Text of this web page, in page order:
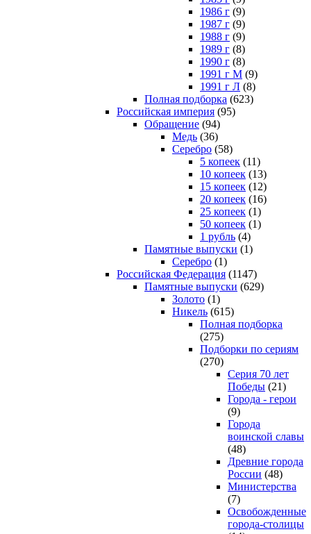
1986 г (9)
1987 г (9)
1988 г (9)
1989 г (8)
1990 г (8)
1991 г М (9)
1991 г Л (8)
Полная подборка (623)
Российская империя (95)
Обращение (94)
Медь (36)
Серебро (58)
5 копеек (11)
10 копеек (13)
15 копеек (12)
20 копеек (16)
25 копеек (1)
50 копеек (1)
1 рубль (4)
Памятные выпуски (1)
Серебро (1)
Российская Федерация (1147)
Памятные выпуски (629)
Золото (1)
Никель (615)
Полная подборка
(275)
Подборки по сериям
(270)
Серия 70 лет
Победы (21)
Города - герои
(9)
Города
воинской славы
(48)
Древние города
России (48)
Министерства
(7)
Освобожденные
города-столицы